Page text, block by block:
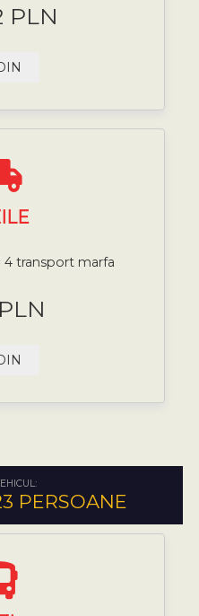
PLN
4 transport marfa
PERSOANE